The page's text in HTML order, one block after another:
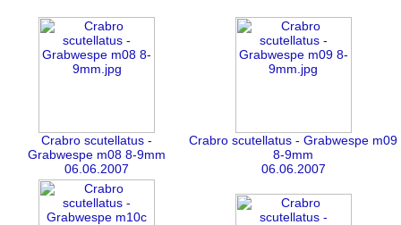
Crabro scutellatus -
Grabwespe m08 8-9mm
06.06.2007
Crabro scutellatus - Grabwespe m09
8-9mm
06.06.2007